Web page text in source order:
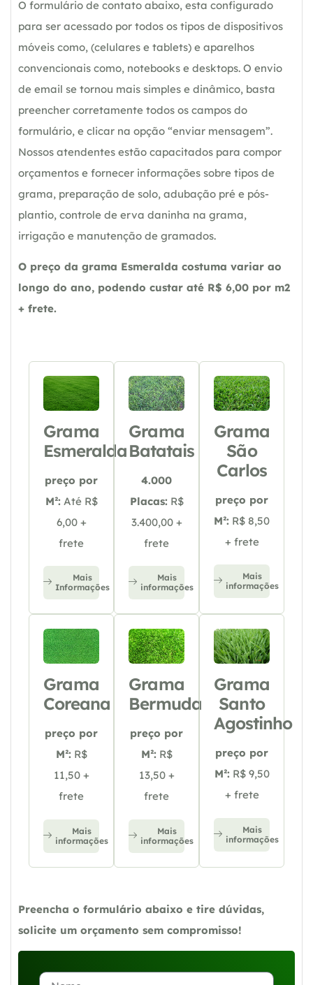
O formulário de contato abaixo, esta configurado
para ser acessado por todos os tipos de dispositivos
móveis como, (celulares e tablets) e aparelhos
convencionais como, notebooks e desktops. O envio
de email se tornou mais simples e dinâmico, basta
preencher corretamente todos os campos do
formulário, e clicar na opção “enviar mensagem”.
Nossos atendentes estão capacitados para compor
orçamentos e fornecer informações sobre tipos de
grama, preparação de solo, adubação pré e pós-
plantio, controle de erva daninha na grama,
irrigação e manutenção de gramados.
O preço da grama Esmeralda costuma variar ao
longo do ano, podendo custar até R$ 6,00 por m2
+ frete.
Grama
Esmeralda
preço por
M²: Até R$
6,00 +
frete
Mais
Informações
Grama
Batatais
4.000
Placas: R$
3.400,00 +
frete
Mais
informações
Grama
São
Carlos
preço por
M²: R$ 8,50
+ frete
Mais
informações
Grama
Coreana
preço por
M²: R$
11,50 +
frete
Mais
informações
Grama
Bermuda
preço por
M²: R$
13,50 +
frete
Mais
informações
Grama
Santo
Agostinho
preço por
M²: R$ 9,50
+ frete
Mais
informações
Preencha o formulário abaixo e tire dúvidas,
solicite um orçamento sem compromisso!